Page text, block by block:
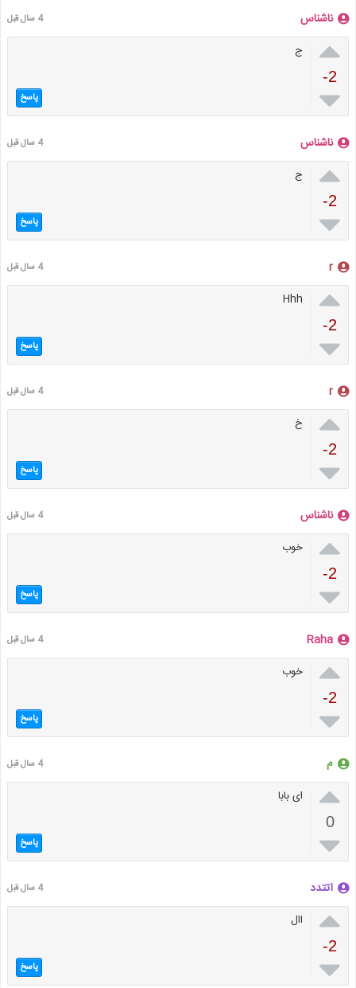
ناشناس 4 سال قبل

-2

ج
پاسخ
ناشناس 4 سال قبل

-2

ج
پاسخ
r 4 سال قبل

-2

Hhh
پاسخ
r 4 سال قبل

-2

خ
پاسخ
ناشناس 4 سال قبل

-2

خوب
پاسخ
Raha 4 سال قبل

-2

خوب
پاسخ
م 4 سال قبل

0

ای بابا
پاسخ
اتتدد 4 سال قبل

-2

اال
پاسخ